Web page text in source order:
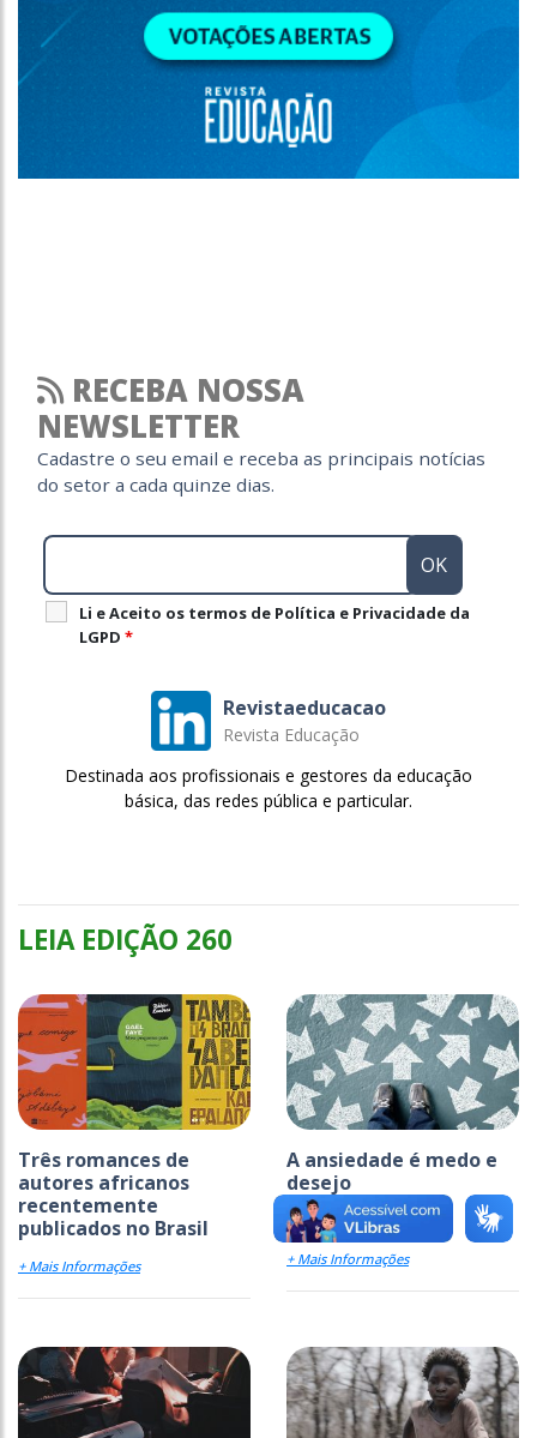
RECEBA NOSSA
NEWSLETTER
Cadastre o seu email e receba as principais notícias
do setor a cada quinze dias.
Li e Aceito os termos de Política e Privacidade da
LGPD *
Revistaeducacao
Revista Educação
Destinada aos profissionais e gestores da educação
básica, das redes pública e particular.
LEIA EDIÇÃO 260
Três romances de
autores africanos
recentemente
publicados no Brasil
+ Mais Informações
A ansiedade é medo e
desejo
+ Mais Informações